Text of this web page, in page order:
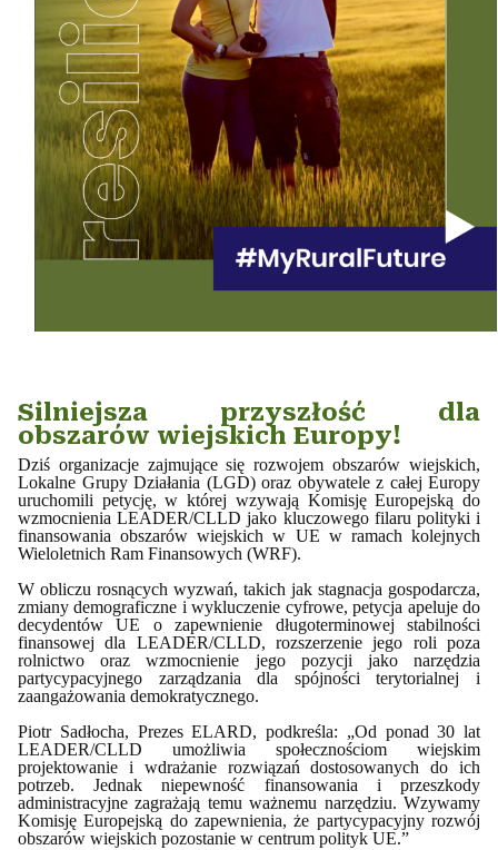
Silniejsza przyszłość dla
obszarów wiejskich Europy!
Dziś organizacje zajmujące się rozwojem obszarów wiejskich,
Lokalne Grupy Działania (LGD) oraz obywatele z całej Europy
uruchomili petycję, w której wzywają Komisję Europejską do
wzmocnienia LEADER/CLLD jako kluczowego filaru polityki i
finansowania obszarów wiejskich w UE w ramach kolejnych
Wieloletnich Ram Finansowych (WRF).
W obliczu rosnących wyzwań, takich jak stagnacja gospodarcza,
zmiany demograficzne i wykluczenie cyfrowe, petycja apeluje do
decydentów UE o zapewnienie długoterminowej stabilności
finansowej dla LEADER/CLLD, rozszerzenie jego roli poza
rolnictwo oraz wzmocnienie jego pozycji jako narzędzia
partycypacyjnego zarządzania dla spójności terytorialnej i
zaangażowania demokratycznego.
Piotr Sadłocha, Prezes ELARD, podkreśla: „Od ponad 30 lat
LEADER/CLLD umożliwia społecznościom wiejskim
projektowanie i wdrażanie rozwiązań dostosowanych do ich
potrzeb. Jednak niepewność finansowania i przeszkody
administracyjne zagrażają temu ważnemu narzędziu. Wzywamy
Komisję Europejską do zapewnienia, że partycypacyjny rozwój
obszarów wiejskich pozostanie w centrum polityk UE.”